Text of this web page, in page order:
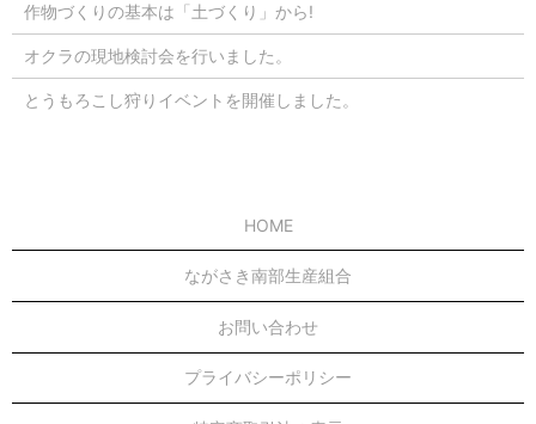
作物づくりの基本は「土づくり」から!
オクラの現地検討会を行いました。
とうもろこし狩りイベントを開催しました。
HOME
ながさき南部生産組合
お問い合わせ
プライバシーポリシー